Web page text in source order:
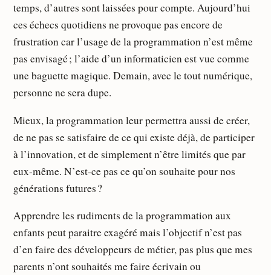
temps, d’autres sont laissées pour compte. Aujourd’hui
ces échecs quotidiens ne provoque pas encore de
frustration car l’usage de la programmation n’est même
pas envisagé ; l’aide d’un informaticien est vue comme
une baguette magique. Demain, avec le tout numérique,
personne ne sera dupe.
Mieux, la programmation leur permettra aussi de créer,
de ne pas se satisfaire de ce qui existe déjà, de participer
à l’innovation, et de simplement n’être limités que par
eux-même. N’est-ce pas ce qu’on souhaite pour nos
générations futures ?
Apprendre les rudiments de la programmation aux
enfants peut paraitre exagéré mais l’objectif n’est pas
d’en faire des développeurs de métier, pas plus que mes
parents n’ont souhaités me faire écrivain ou